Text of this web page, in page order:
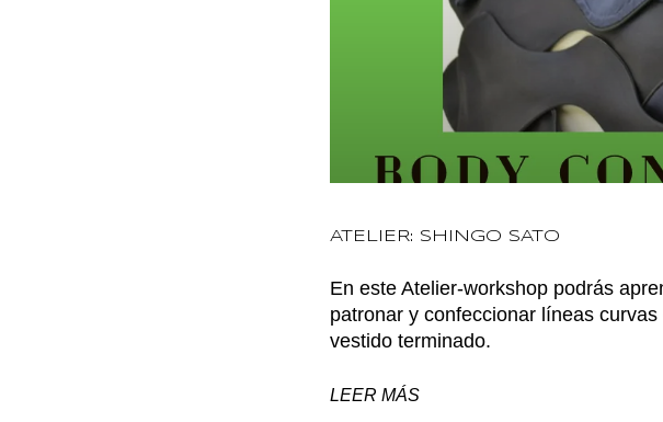
ATELIER: SHINGO SATO
En este Atelier-workshop podrás
patronar y confeccionar líneas
vestido terminado.
LEER MÁS